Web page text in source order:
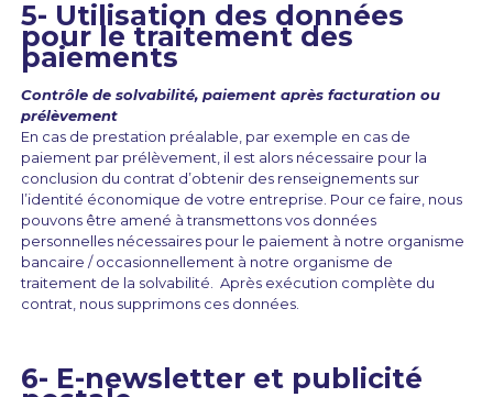
5- Utilisation des données
pour le traitement des
paiements
Contrôle de solvabilité, paiement après facturation ou
prélèvement
En cas de prestation préalable, par exemple en cas de
paiement par prélèvement, il est alors nécessaire pour la
conclusion du contrat d’obtenir des renseignements sur
l’identité économique de votre entreprise. Pour ce faire, nous
pouvons être amené à transmettons vos données
personnelles nécessaires pour le paiement à notre organisme
bancaire / occasionnellement à notre organisme de
traitement de la solvabilité. Après exécution complète du
contrat, nous supprimons ces données.
6- E-newsletter et publicité